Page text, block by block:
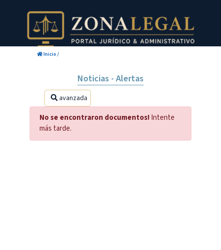
Inicio /
Noticias - Alertas
avanzada
No se encontraron documentos!Intente
más tarde.